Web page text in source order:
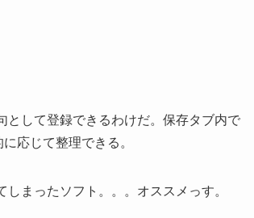
して登録できるわけだ。保存タブ内で
応じて整理できる。
まったソフト。。。オススメっす。